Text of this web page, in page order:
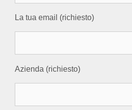
La tua email (richiesto)
Azienda (richiesto)